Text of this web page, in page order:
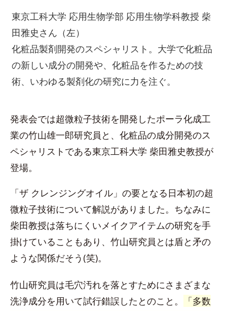
東京工科大学 応用生物学部 応用生物学科教授 柴
田雅史さん（左）
化粧品製剤開発のスペシャリスト。大学で化粧品
の新しい成分の開発や、化粧品を作るための技
術、いわゆる製剤化の研究に力を注ぐ。
発表会では超微粒子技術を開発したポーラ化成工
業の竹山雄一郎研究員と、化粧品の成分開発のス
ペシャリストである東京工科大学 柴田雅史教授が
登場。
「ザ クレンジングオイル」の要となる日本初の超
微粒子技術について解説がありました。ちなみに
柴田教授は落ちにくいメイクアイテムの研究を手
掛けていることもあり、竹山研究員とは盾と矛の
ような関係だそう(笑)。
竹山研究員は毛穴汚れを落とすためにさまざまな
洗浄成分を用いて試行錯誤したとのこと。
「多数